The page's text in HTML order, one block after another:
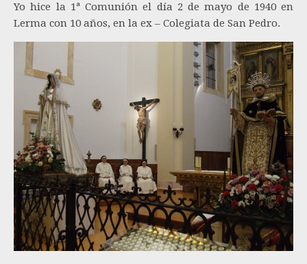
Yo hice la 1ª Comunión el día 2 de mayo de 1940 en
Lerma con 10 años, en la ex – Colegiata de San Pedro.